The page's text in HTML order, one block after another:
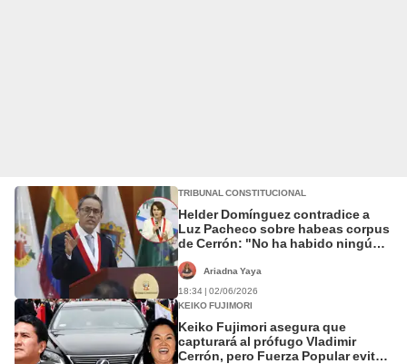
TRIBUNAL CONSTITUCIONAL
Helder Domínguez contradice a
Luz Pacheco sobre habeas corpus
de Cerrón: "No ha habido ningún
Ariadna Yaya
18:34 | 02/06/2026
KEIKO FUJIMORI
Keiko Fujimori asegura que
capturará al prófugo Vladimir
Cerrón, pero Fuerza Popular evitó